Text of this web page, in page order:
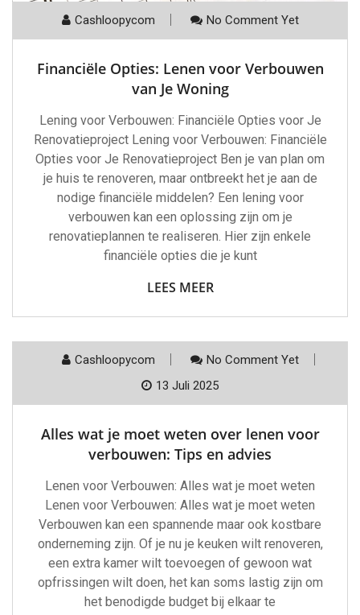
Cashloopycom No Comment Yet
Financiële Opties: Lenen voor Verbouwen
van Je Woning
Lening voor Verbouwen: Financiële Opties voor Je
Renovatieproject Lening voor Verbouwen: Financiële
Opties voor Je Renovatieproject Ben je van plan om
je huis te renoveren, maar ontbreekt het je aan de
nodige financiële middelen? Een lening voor
verbouwen kan een oplossing zijn om je
renovatieplannen te realiseren. Hier zijn enkele
financiële opties die je kunt
LEES MEER
Cashloopycom
No Comment Yet
13 Juli 2025
Alles wat je moet weten over lenen voor
verbouwen: Tips en advies
Lenen voor Verbouwen: Alles wat je moet weten
Lenen voor Verbouwen: Alles wat je moet weten
Verbouwen kan een spannende maar ook kostbare
onderneming zijn. Of je nu je keuken wilt renoveren,
een extra kamer wilt toevoegen of gewoon wat
opfrissingen wilt doen, het kan soms lastig zijn om
het benodigde budget bij elkaar te